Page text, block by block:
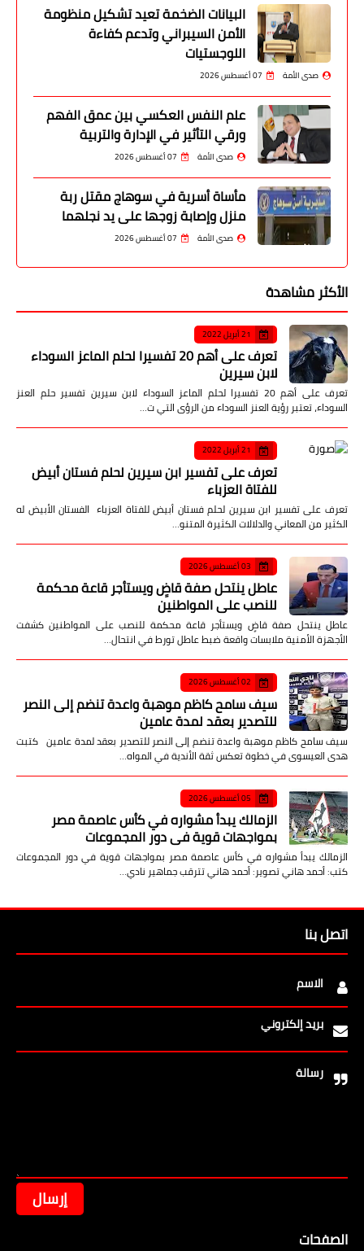
البيانات الضخمة تعيد تشكيل منظومة
الأمن السيبراني وتدعم كفاءة
اللوجستيات
صدى الأمة 07 أغسطس 2026
علم النفس العكسي بين عمق الفهم
ورقي التأثير في الإدارة والتربية
صدى الأمة 07 أغسطس 2026
مأساة أسرية في سوهاج مقتل ربة
منزل وإصابة زوجها على يد نجلهما
صدى الأمة 07 أغسطس 2026
الأكثر مشاهدة
21 أبريل 2022
تعرف على أهم 20 تفسيرا لحلم الماعز السوداء
لابن سيرين
تعرف على أهم 20 تفسيرا لحلم الماعز السوداء لابن سيرين تفسير حلم العنز
السوداء، تعتبر رؤية العنز السوداء من الرؤى التي ت…
21 أبريل 2022
تعرف على تفسير ابن سيرين لحلم فستان أبيض
للفتاة العزباء
تعرف على تفسير ابن سيرين لحلم فستان أبيض للفتاة العزباء الفستان الأبيض له
الكثير من المعاني والدلالات الكثيرة المتنو…
03 أغسطس 2026
عاطل ينتحل صفة قاضٍ ويستأجر قاعة محكمة
للنصب على المواطنين
عاطل ينتحل صفة قاضٍ ويستأجر قاعة محكمة للنصب على المواطنين كشفت
الأجهزة الأمنية ملابسات واقعة ضبط عاطل تورط في انتحال…
02 أغسطس 2026
سيف سامح كاظم موهبة واعدة تنضم إلى النصر
للتصدير بعقد لمدة عامين
سيف سامح كاظم موهبة واعدة تنضم إلى النصر للتصدير بعقد لمدة عامين كتبت
هدى العيسوى في خطوة تعكس ثقة الأندية في المواه…
05 أغسطس 2026
الزمالك يبدأ مشواره في كأس عاصمة مصر
بمواجهات قوية في دور المجموعات
الزمالك يبدأ مشواره في كأس عاصمة مصر بمواجهات قوية في دور المجموعات
كتب: أحمد هاني تصوير: أحمد هاني تترقب جماهير نادي…
اتصل بنا
الاسم
بريد إلكتروني
رسالة
الصفحات